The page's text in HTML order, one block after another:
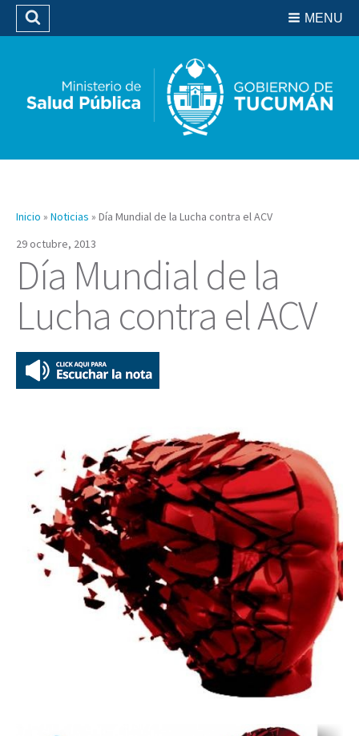
Biblioteca
MENU
Buscar
Inicio » Noticias » Día Mundial de la Lucha contra el ACV
29 octubre, 2013
Día Mundial de la
Lucha contra el ACV